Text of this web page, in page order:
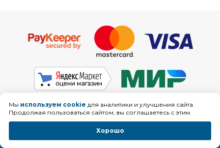
Доставка
Сборка
Мы используем cookie для аналитики и улучшения сайта.
Продолжая пользоваться сайтом, вы соглашаетесь с этим.
Хорошо